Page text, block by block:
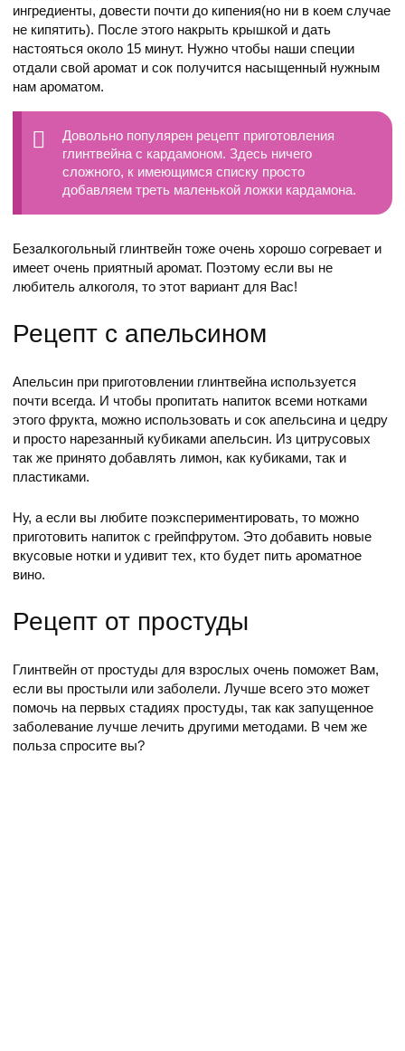
ингредиенты, довести почти до кипения(но ни в коем случае
не кипятить). После этого накрыть крышкой и дать
настояться около 15 минут. Нужно чтобы наши специи
отдали свой аромат и сок получится насыщенный нужным
нам ароматом.
Довольно популярен рецепт приготовления
глинтвейна с кардамоном. Здесь ничего
сложного, к имеющимся списку просто
добавляем треть маленькой ложки кардамона.
Безалкогольный глинтвейн тоже очень хорошо согревает и
имеет очень приятный аромат. Поэтому если вы не
любитель алкоголя, то этот вариант для Вас!
Рецепт с апельсином
Апельсин при приготовлении глинтвейна используется
почти всегда. И чтобы пропитать напиток всеми нотками
этого фрукта, можно использовать и сок апельсина и цедру
и просто нарезанный кубиками апельсин. Из цитрусовых
так же принято добавлять лимон, как кубиками, так и
пластиками.
Ну, а если вы любите поэкспериментировать, то можно
приготовить напиток с грейпфрутом. Это добавить новые
вкусовые нотки и удивит тех, кто будет пить ароматное
вино.
Рецепт от простуды
Глинтвейн от простуды для взрослых очень поможет Вам,
если вы простыли или заболели. Лучше всего это может
помочь на первых стадиях простуды, так как запущенное
заболевание лучше лечить другими методами. В чем же
польза спросите вы?